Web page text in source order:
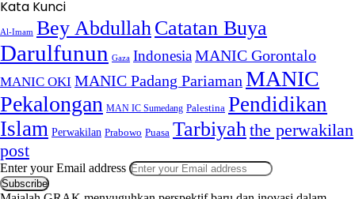
Kata Kunci
Al-Imam Bey AbdullahCatatan Buya
Darulfunun Gaza IndonesiaMANIC Gorontalo
MANIC OKI MANIC Padang Pariaman MANIC
Pekalongan MAN IC Sumedang Palestina Pendidikan
Islam Perwakilan Prabowo Puasa Tarbiyahthe perwakilan
post
Enter your Email address